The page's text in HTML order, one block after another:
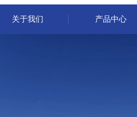
关于我们 产品中心